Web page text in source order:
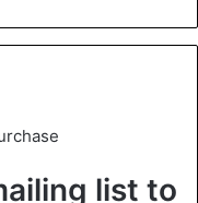
list to